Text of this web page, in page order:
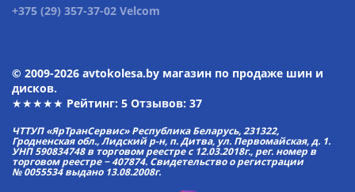
+375 (29) 357-37-02 Velcom
© 2009-2026 avtokolesa.by магазин по продаже шин и
дисков.
★★★★★ Рейтинг: 5 Отзывов: 37
ЧТТУП «ЯрТранСервис» Республика Беларусь, 231322,
Гродненская обл., Лидский р-н, п. Дитва, ул. Первомайская, д. 1.
УНП 590834748 в торговом реестре с 12.03.2018г., рег. номер в
торговом реестре − 407874. Свидетельство о регистрации
№ 0055534 выдано 13.08.2008г.